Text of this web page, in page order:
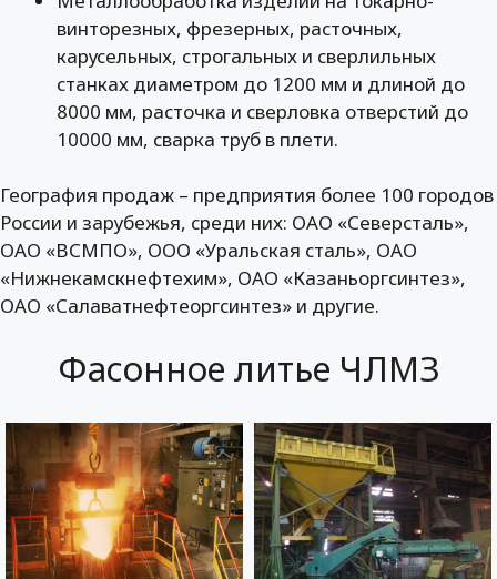
винторезных, фрезерных, расточных,
карусельных, строгальных и сверлильных
станках диаметром до 1200 мм и длиной до
8000 мм, расточка и сверловка отверстий до
10000 мм, сварка труб в плети.
География продаж – предприятия более 100 городов
России и зарубежья, среди них: ОАО «Северсталь»,
ОАО «ВСМПО», ООО «Уральская сталь», ОАО
«Нижнекамскнефтехим», ОАО «Казаньоргсинтез»,
ОАО «Салаватнефтеоргсинтез» и другие.
Фасонное литье ЧЛМЗ